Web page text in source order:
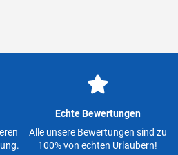
Echte Bewertungen
Alle unsere Bewertungen sind zu
100% von echten Urlaubern!